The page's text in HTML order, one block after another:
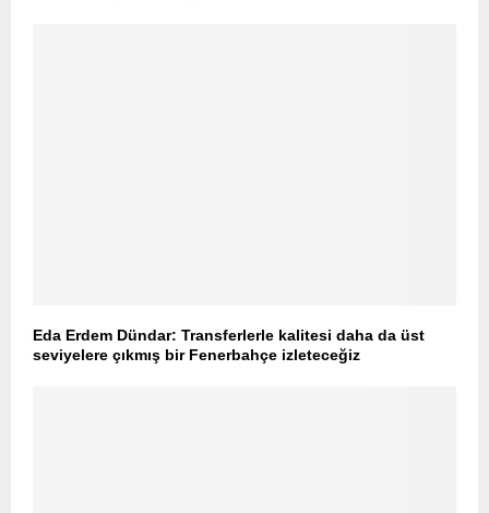
Eda Erdem Dündar: Transferlerle kalitesi daha da üst
seviyelere çıkmış bir Fenerbahçe izleteceğiz